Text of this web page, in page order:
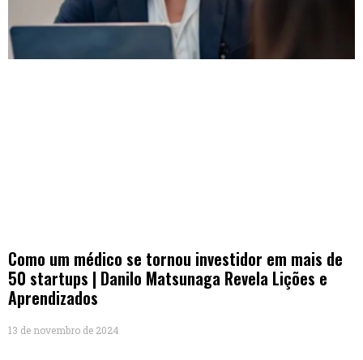
Como um médico se tornou investidor em mais de
50 startups | Danilo Matsunaga Revela Lições e
Aprendizados
13 de novembro de 2024